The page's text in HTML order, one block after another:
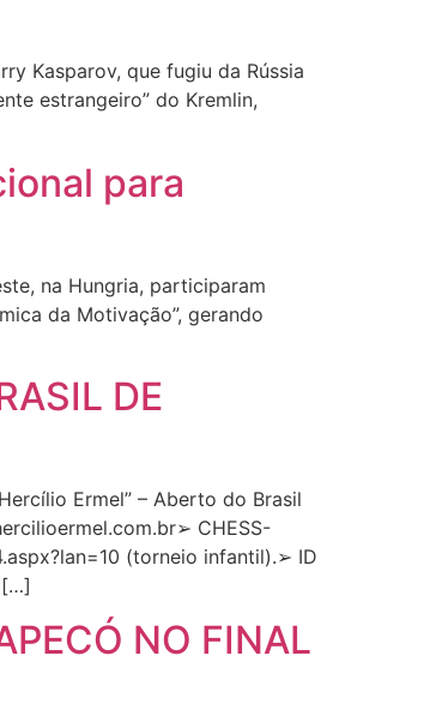
Kasparov, que fugiu da Rússia
estrangeiro” do Kremlin,
para
na Hungria, participaram
da Motivação”, gerando
DE
Ermel” – Aberto do Brasil
CHESS-
(torneio infantil).➢ ID
[…]
NO FINAL